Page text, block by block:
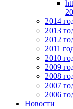
2014
2013
2012
2011
2010
2009
2008
2007
2006
Новости